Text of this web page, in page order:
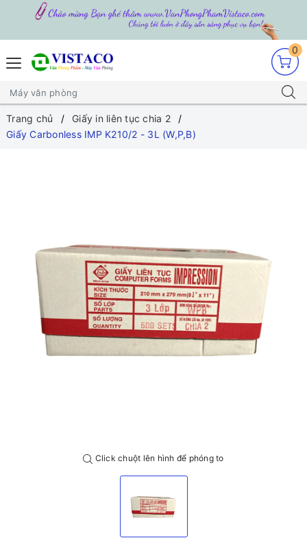
0
Trang chủ
Giấy in liên tục chia 2
Giấy Carbonless IMP K210/2 - 3L (W,P,B)
Click chuột lên hình để phóng to